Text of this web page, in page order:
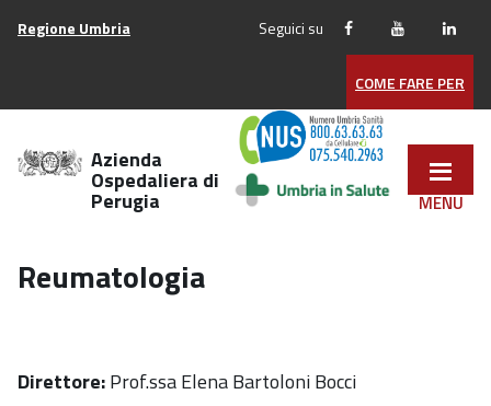
menu
navigazione
footer
Regione Umbria Seguici su
COME FARE PER
Azienda
Ospedaliera di
Perugia
Reumatologia
Direttore:Prof.ssa Elena Bartoloni Bocci